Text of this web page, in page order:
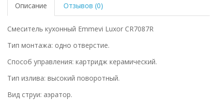
Описание Отзывов (0)
Смеситель кухонный Emmevi Luxor CR7087R
Тип монтажа: одно отверстие.
Способ управления: картридж керамический.
Тип излива: высокий поворотный.
Вид струи: аэратор.